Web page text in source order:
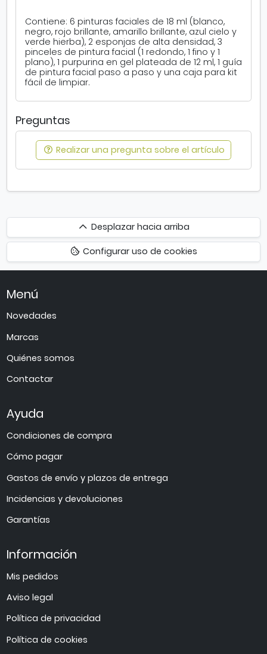
Contiene: 6 pinturas faciales de 18 ml (blanco,
negro, rojo brillante, amarillo brillante, azul cielo y
verde hierba), 2 esponjas de alta densidad, 3
pinceles de pintura facial (1 redondo, 1 fino y 1
plano), 1 purpurina en gel plateada de 12 ml, 1 guía
de pintura facial paso a paso y una caja para kit
fácil de limpiar.
Preguntas
Realizar una pregunta sobre el artículo
Desplazar
hacia
arriba
Desplazar hacia arriba
Configurar uso de cookies
Menú
Novedades
Marcas
Quiénes somos
Contactar
Ayuda
Condiciones de compra
Cómo pagar
Gastos de envío y plazos de entrega
Incidencias y devoluciones
Garantías
Información
Mis pedidos
Aviso legal
Política de privacidad
Política de cookies